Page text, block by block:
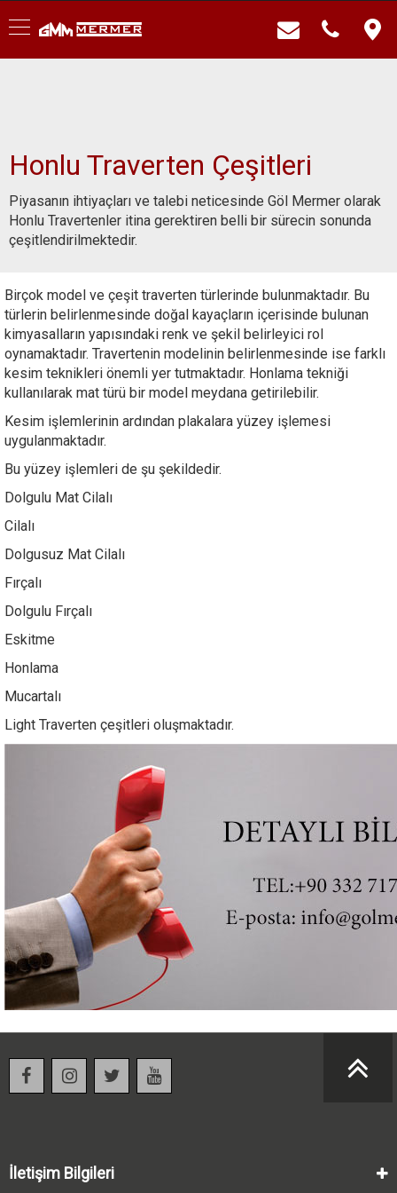
Honlu Traverten Çeşitleri
Piyasanın ihtiyaçları ve talebi neticesinde Göl Mermer olarak
Honlu Travertenler itina gerektiren belli bir sürecin sonunda
çeşitlendirilmektedir.
Birçok model ve çeşit traverten türlerinde bulunmaktadır. Bu
türlerin belirlenmesinde doğal kayaçların içerisinde bulunan
kimyasalların yapısındaki renk ve şekil belirleyici rol
oynamaktadır. Travertenin modelinin belirlenmesinde ise farklı
kesim teknikleri önemli yer tutmaktadır. Honlama tekniği
kullanılarak mat türü bir model meydana getirilebilir.
Kesim işlemlerinin ardından plakalara yüzey işlemesi
uygulanmaktadır.
Bu yüzey işlemleri de şu şekildedir.
Dolgulu Mat Cilalı
Cilalı
Dolgusuz Mat Cilalı
Fırçalı
Dolgulu Fırçalı
Eskitme
Honlama
Mucartalı
Light Traverten çeşitleri oluşmaktadır.
İletişim Bilgileri